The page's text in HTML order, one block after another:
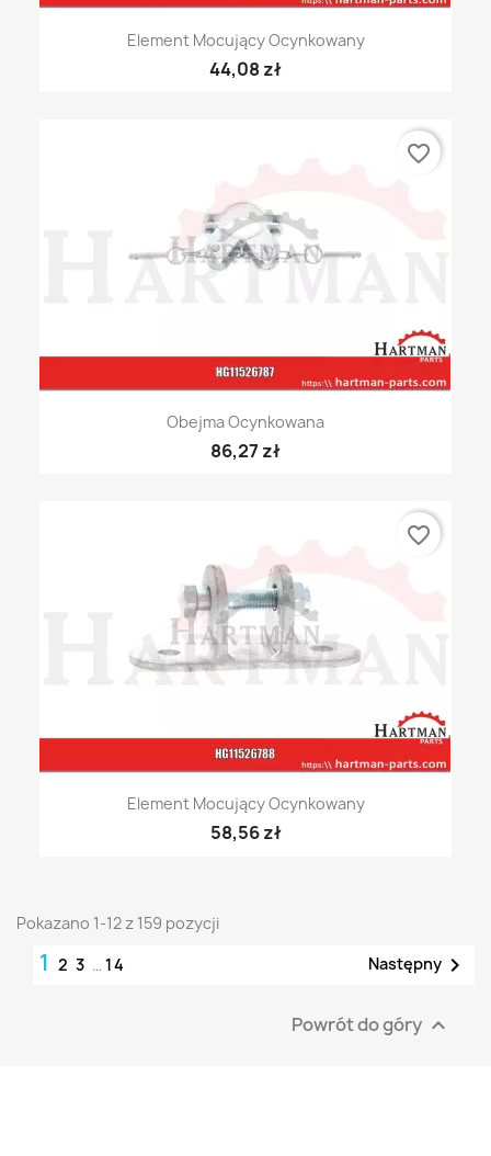
Element Mocujący Ocynkowany
44,08 zł
Obejma Ocynkowana
86,27 zł
favorite_border
Element Mocujący Ocynkowany
58,56 zł
favorite_border
Pokazano 1-12 z 159 pozycji
1 2 3 … 14 Następny 
Powrót do góry 